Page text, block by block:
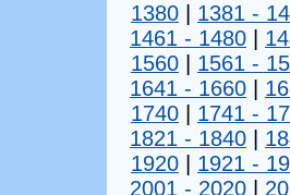
1380
1381 -
1461 - 1480
1560
1561 -
1641 - 1660
1740
1741 -
1821 - 1840
1920
1921 -
2001 - 2020